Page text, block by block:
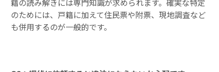
のためには、戸籍に加えて住民票や附票、現地調査など
も併用するのが一般的です。